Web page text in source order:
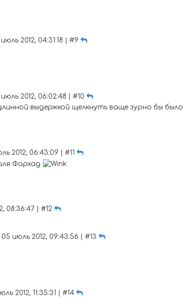
2012, 04:31:18 | #9
2012, 06:02:48 | #10
выдержкой щелкнуть ваще зурно бы было
2012, 06:43:09 | #11
Фархад
08:36:47 | #12
июль 2012, 09:43:56 | #13
2012, 11:35:31 | #14